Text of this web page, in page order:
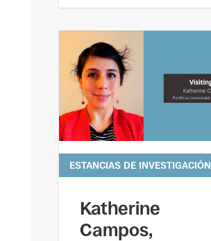
leer más
Katherine
Campos,
ESTANCIAS DE INVESTIGACIÓN